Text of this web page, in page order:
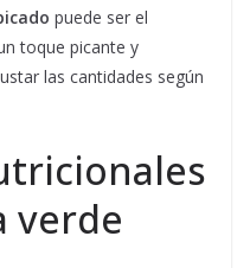
puede ser el
toque picante y
las cantidades según
verde